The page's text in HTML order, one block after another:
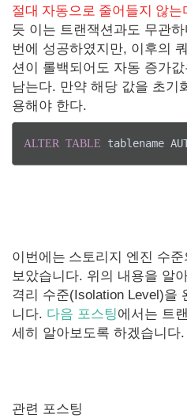
절대 자동으로 줄어들지 않는
듯 이는 트랜잭션과도 무관
번에 성공하였지만, 이후의
션이 롤백되어도 자동 증가
남는다. 만약 해당 값을 초기
용해야 한다.
ALTER TABLE tablename
이번에는 스토리지 엔진 수
보았습니다. 위의 내용을 알
격리 수준(Isolation Level)을
니다. 다음 포스팅에서는 트
세히 알아보도록 하겠습니다.
관련 포스팅